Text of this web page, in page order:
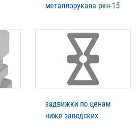
металлорукава ркн-15
задвижки по ценам
ниже заводских